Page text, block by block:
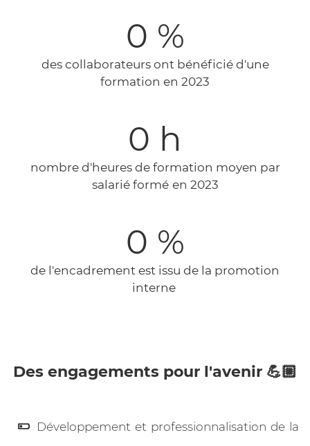
0 %
des collaborateurs ont bénéficié d'une
formation en 2023
0 h
nombre d'heures de formation moyen par
salarié formé en 2023
0 %
de l'encadrement est issu de la promotion
interne
Des engagements pour l'avenir 💪🏼
Développement et professionnalisation de la